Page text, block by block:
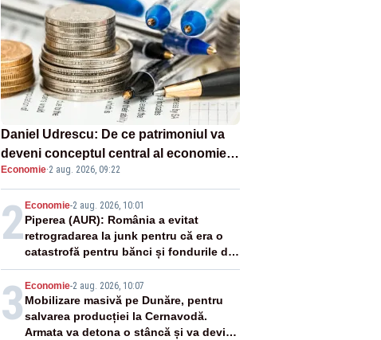
Daniel Udrescu: De ce patrimoniul va
deveni conceptul central al economiei
viitoare?
Economie·2 aug. 2026, 09:22
2 Economie-2 aug. 2026, 10:01
Piperea (AUR): România a evitat
retrogradarea la junk pentru că era o
catastrofă pentru bănci și fondurile de
pensii
3 Economie-2 aug. 2026, 10:07
Mobilizare masivă pe Dunăre, pentru
salvarea producției la Cernavodă.
Armata va detona o stâncă și va devia